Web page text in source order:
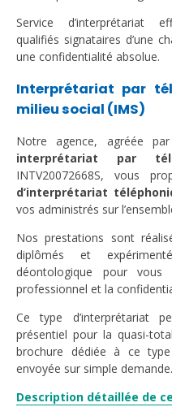
Service d’interprétariat
qualifiés signataires d’une
une confidentialité absolue.
Interprétariat par
milieu social (IMS)
Notre agence, agréée
interprétariat par
INTV20072668S, vous
d’interprétariat
vos administrés sur
Nos prestations sont
diplômés et
déontologique pour
professionnel et la
Ce type d’interprétariat
présentiel pour la quasi-
brochure dédiée à ce
envoyée sur simple demande.
Description détaillée de